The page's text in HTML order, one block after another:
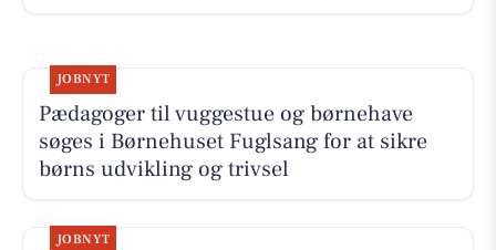
JOBNYT
Pædagoger til vuggestue og børnehave
søges i Børnehuset Fuglsang for at sikre
børns udvikling og trivsel
JOBNYT